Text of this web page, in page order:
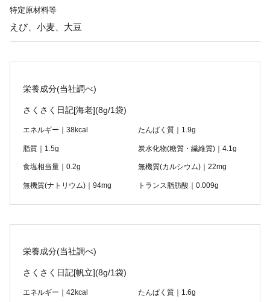
特定原材料等
えび、小麦、大豆
栄養成分(当社調べ)
さくさく日記[海老](8g/1袋)
エネルギー｜38kcal たんぱく質｜1.9g
脂質｜1.5g 炭水化物(糖質・繊維質)｜4.1g
食塩相当量｜0.2g 無機質(カルシウム)｜22mg
無機質(ナトリウム)｜94mg トランス脂肪酸｜0.009g
栄養成分(当社調べ)
さくさく日記[帆立](8g/1袋)
エネルギー｜42kcal たんぱく質｜1.6g